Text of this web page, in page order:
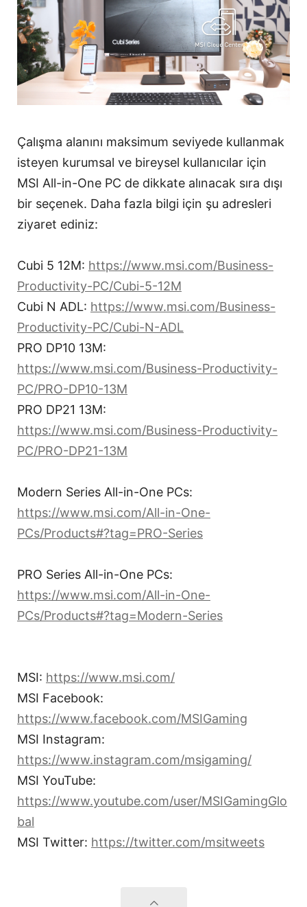
Çalışma alanını maksimum seviyede kullanmak
isteyen kurumsal ve bireysel kullanıcılar için
MSI All-in-One PC de dikkate alınacak sıra dışı
bir seçenek. Daha fazla bilgi için şu adresleri
ziyaret ediniz:
Cubi 5 12M: https://www.msi.com/Business-
Productivity-PC/Cubi-5-12M
Cubi N ADL: https://www.msi.com/Business-
Productivity-PC/Cubi-N-ADL
PRO DP10 13M:
https://www.msi.com/Business-Productivity-
PC/PRO-DP10-13M
PRO DP21 13M:
https://www.msi.com/Business-Productivity-
PC/PRO-DP21-13M
Modern Series All-in-One PCs:
https://www.msi.com/All-in-One-
PCs/Products#?tag=PRO-Series
PRO Series All-in-One PCs:
https://www.msi.com/All-in-One-
PCs/Products#?tag=Modern-Series
MSI: https://www.msi.com/
MSI Facebook:
https://www.facebook.com/MSIGaming
MSI Instagram:
https://www.instagram.com/msigaming/
MSI YouTube:
https://www.youtube.com/user/MSIGamingGlo
bal
MSI Twitter: https://twitter.com/msitweets